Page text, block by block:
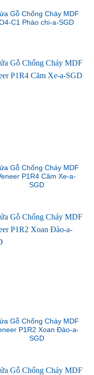
Gỗ Chống Cháy MDF
C1 Phào chi-a-SGD
Gỗ Chống Cháy MDF
P1R4 Căm Xe-a-
SGD
Gỗ Chống Cháy MDF
P1R2 Xoan Đào-a-
SGD